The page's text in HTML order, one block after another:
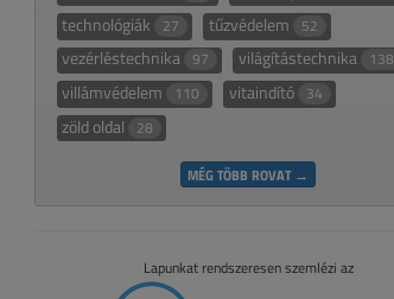
technológiák 27 tűzvédelem 52
vezérléstechnika 97 világítástechnika 138
villámvédelem 110 vitaindító 34
zöld oldal 28
MÉG TÖBB ROVAT →
Lapunkat rendszeresen szemlézi az